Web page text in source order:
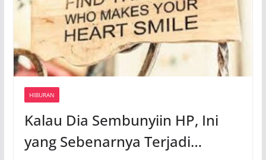
HIBURAN
Kalau Dia Sembunyiin HP, Ini
yang Sebenarnya Terjadi…